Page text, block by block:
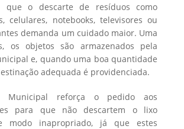
que o descarte de resíduos como
celulares, notebooks, televisores ou
demanda um cuidado maior. Uma
os objetos são armazenados pela
e, quando uma boa quantidade
adequada é providenciada.
Municipal reforça o pedido aos
para que não descartem o lixo
modo inapropriado, já que estes